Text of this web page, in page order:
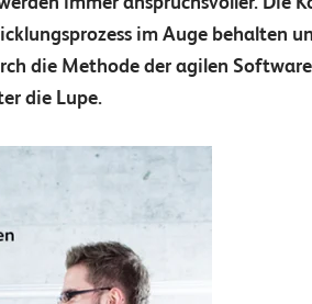
im Auge behalten
die Methode der agilen
die Lupe.